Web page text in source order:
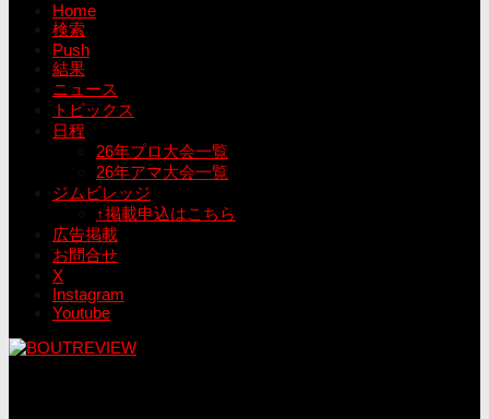
Home
検索
Push
結果
ニュース
トピックス
日程
26年プロ大会一覧
26年アマ大会一覧
ジムビレッジ
↑掲載申込はこちら
広告掲載
お問合せ
X
Instagram
Youtube